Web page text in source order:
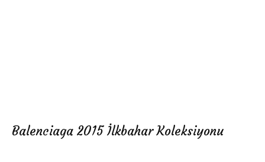
Balenciaga 2015 İlkbahar Koleksiyonu